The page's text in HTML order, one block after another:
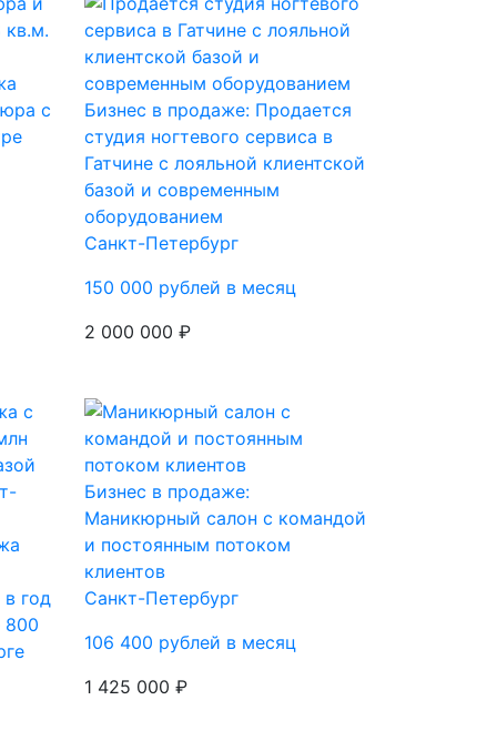
с
Бизнес в продаже: Продается
студия ногтевого сервиса в
Гатчине с лояльной клиентской
базой и современным
оборудованием
Санкт-Петербург
150 000 рублей в месяц
2 000 000 ₽
год
800
Бизнес в продаже:
Маникюрный салон с командой
и постоянным потоком
клиентов
Санкт-Петербург
106 400 рублей в месяц
1 425 000 ₽